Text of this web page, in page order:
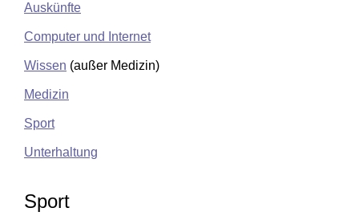
Auskünfte
Computer und Internet
Wissen (außer Medizin)
Medizin
Sport
Unterhaltung
Sport